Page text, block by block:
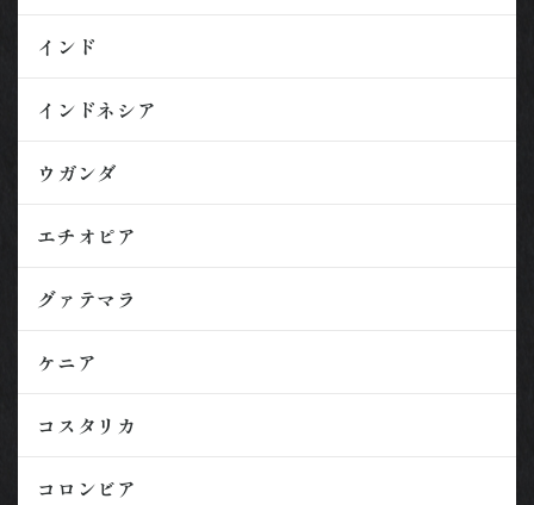
インド
インドネシア
ウガンダ
エチオピア
グァテマラ
ケニア
コスタリカ
コロンビア